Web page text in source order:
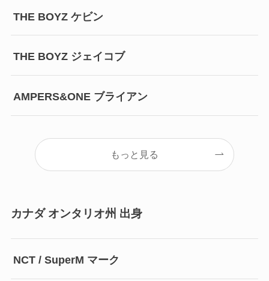
THE BOYZ ケビン
THE BOYZ ジェイコブ
AMPERS&ONE ブライアン
もっと見る
カナダ オンタリオ州 出身
NCT / SuperM マーク